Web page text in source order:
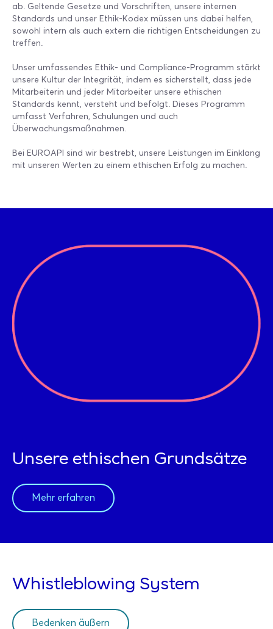
ab. Geltende Gesetze und Vorschriften, unsere internen
Standards und unser Ethik-Kodex müssen uns dabei helfen,
sowohl intern als auch extern die richtigen Entscheidungen zu
treffen.
Unser umfassendes Ethik- und Compliance-Programm stärkt
unsere Kultur der Integrität, indem es sicherstellt, dass jede
Mitarbeiterin und jeder Mitarbeiter unsere ethischen
Standards kennt, versteht und befolgt. Dieses Programm
umfasst Verfahren, Schulungen und auch
Überwachungsmaßnahmen.
Bei EUROAPI sind wir bestrebt, unsere Leistungen im Einklang
mit unseren Werten zu einem ethischen Erfolg zu machen.
Unsere ethischen Grundsätze
Mehr erfahren
Whistleblowing System
Bedenken äußern